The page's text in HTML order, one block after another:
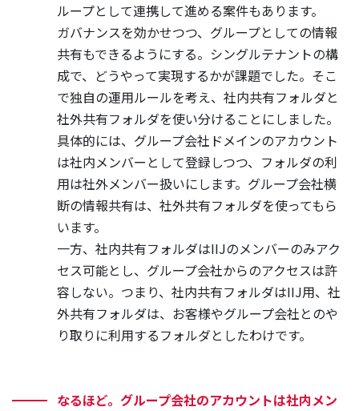
ループとして連携して進める案件もあります。
ガバナンスを効かせつつ、グループとしての情報
共有もできるようにする。シングルテナントの構
成で、どうやって実現するかが課題でした。そこ
で独自の運用ルールを考え、社内共有フォルダと
社外共有フォルダを使い分けることにしました。
具体的には、グループ会社ドメインのアカウント
は社内メンバーとして登録しつつ、フォルダの利
用は社外メンバー扱いにします。グループ会社横
断の情報共有は、社外共有フォルダを使ってもら
います。
一方、社内共有フォルダはIIJのメンバーのみアク
セス可能とし、グループ会社からのアクセスは許
容しない。つまり、社内共有フォルダはIIJ用、社
外共有フォルダは、お客様やグループ会社とのや
り取りに利用するフォルダとしたわけです。
なるほど。グループ会社のアカウントは社内メン